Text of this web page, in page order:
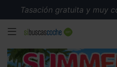
Tasación gratuita y muy
MENÚ